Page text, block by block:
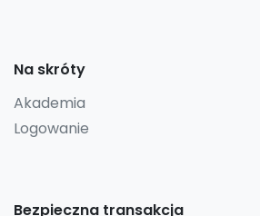
Na skróty
Akademia
Logowanie
Bezpieczna transakcja